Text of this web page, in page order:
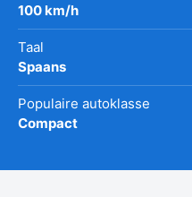
100 km/h
Taal
Spaans
Populaire autoklasse
Compact